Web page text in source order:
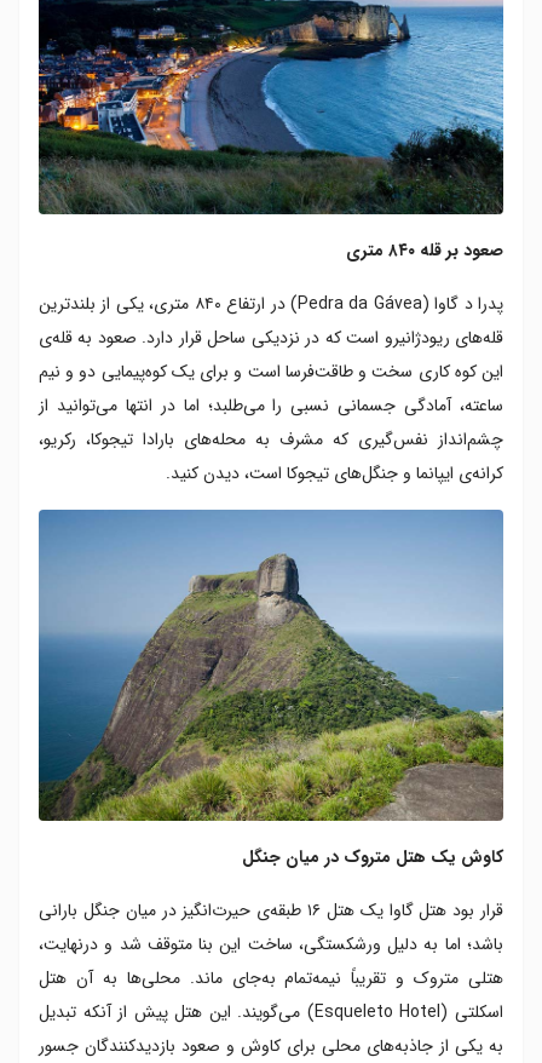
صعود بر قله ۸۴۰ متری
پدرا د گاوا (Pedra da Gávea) در ارتفاع ۸۴۰ متری، یکی از بلند‌ترین
قله‌های ریود‌ژانیرو است که در نزدیکی ساحل قرار دارد. صعود به قله‌ی
این کوه کاری سخت و طاقت‌فرسا است و برای یک کوه‌پیمایی دو و نیم
ساعته، آمادگی جسمانی نسبی را می‌طلبد؛ اما در انتها می‌توانید از
چشم‌انداز نفس‌گیری که مشرف به محله‌های بارادا تیجوکا، رکریو،
کرانه‌ی ایپانما و جنگل‌های تیجوکا است، دیدن کنید.
کاوش یک هتل متروک در میان جنگل
قرار بود هتل گاوا یک هتل ۱۶ طبقه‌ی حیرت‌انگیز در میان جنگل بارانی
باشد؛ اما به دلیل ورشکستگی، ساخت این بنا متوقف شد و درنهایت،
هتلی متروک و تقریباً نیمه‌تمام به‌جای ماند. محلی‌ها به آن هتل
اسکلتی (Esqueleto Hotel) می‌گویند. این هتل پیش از آنکه تبدیل
به یکی از جاذبه‌های محلی برای کاوش و صعود بازدیدکنندگان جسور